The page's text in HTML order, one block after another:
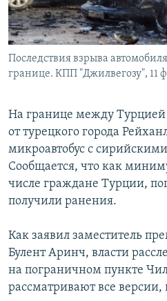
Последствия взрыва
границе. КПП "Джилвегозу", 11
На границе между
от турецкого города
микроавтобус с
Сообщается, что как
числе граждане Турции,
получили ранения.
Как заявил заместитель
Булент Аринч, власти
на пограничном пункте
рассматривают все версии,